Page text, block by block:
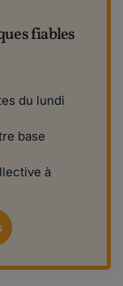
fiables
du lundi
base
à